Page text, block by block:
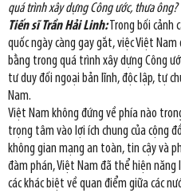
quá trình xây dựng Công ước, thưa ông?
Tiến sĩ Trần Hải Linh:Trong bối cảnh
quốc ngày càng gay gắt, việc Việt
bằng trong quá trình xây dựng Công
tư duy đối ngoại bản lĩnh, độc lập, tự
Nam.
Việt Nam không đứng về phía nào
trọng tâm vào lợi ích chung của cộng
không gian mạng an toàn, tin cậy và
đàm phán, Việt Nam đã thể hiện
các khác biệt về quan điểm giữa các